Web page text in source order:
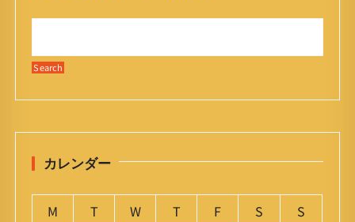
カレンダー
M T W T F S
S